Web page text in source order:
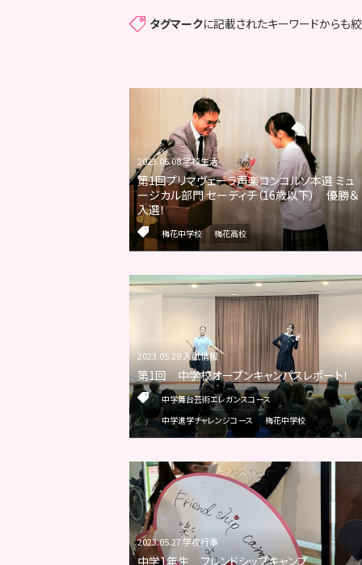
タグマークに記載されたキーワードからも
2023.06.08 学校生活
第1回プリマヴェーラ声楽コンコルソ本選 ミュ
ージカル部門 セーディチ（16歳以下） 優勝＆
入選！
梅花中学校 梅花高校
2023.05.29 入試情報
第1回 中学校オープンキャンパスレポート！
中学舞台芸術エレガンスコース
中学進学チャレンジコース
梅花中学校
2023.05.27 学校行事
中学1年生 フレンドシップキャンプ